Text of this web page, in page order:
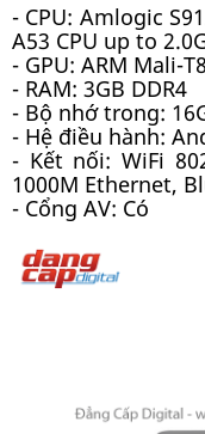
- CPU: Amlogic
A53 CPU up to
- GPU: ARM Mali-
- RAM: 3GB DDR4
- Bộ nhớ trong:
- Hệ điều hành:
- Kết nối: WiFi
1000M Ethernet,
- Cổng AV: Có